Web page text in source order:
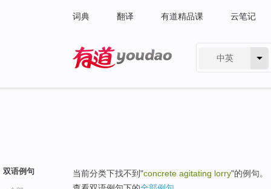
词典 翻译 有道精品课 云笔记
中英
双语例句 当前分类下找不到"concrete agitating lorry"的例句。